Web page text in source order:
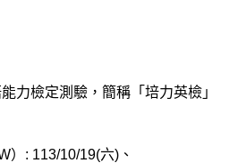
力檢定測驗，簡稱「培力英檢」
）: 113/10/19(六)、